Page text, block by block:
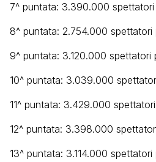
7^ puntata: 3.390.000
8^ puntata: 2.754.000 spettatori
9^ puntata: 3.120.000 spettatori
10^ puntata: 3.039.000
11^ puntata: 3.429.000
12^ puntata: 3.398.000
13^ puntata: 3.114.000 spettatori